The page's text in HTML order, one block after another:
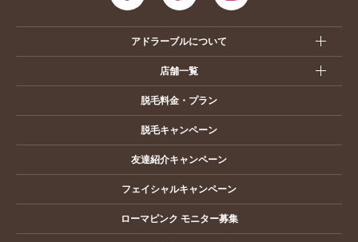
アドラーブルについて
店舗一覧
脱毛料金・プラン
脱毛キャンペーン
友達紹介キャンペーン
フェイシャルキャンペーン
ローマピンク モニター募集